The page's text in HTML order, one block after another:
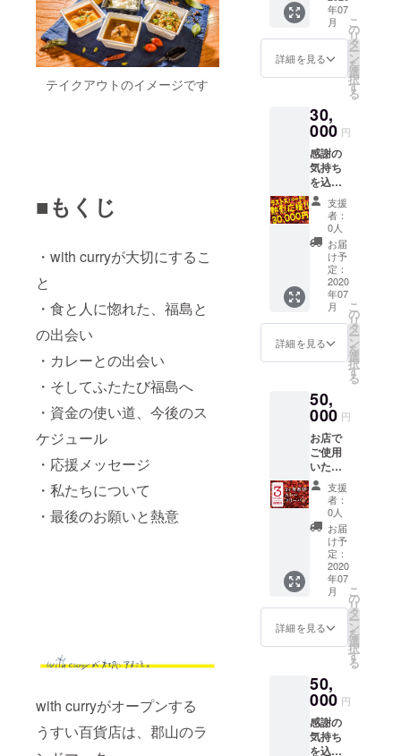
テイクアウトのイメージです
■もくじ
・with curryが大切にするこ
と
・食と人に惚れた、福島と
の出会い
・カレーとの出会い
・そしてふたたび福島へ
・資金の使い道、今後のス
ケジュール
・応援メッセージ
・私たちについて
・最後のお願いと熱意
with curryがオープンする
うすい百貨店は、郡山のラ
日、27
日）の
つまで
お選び
考欄に
必ずご
記入く
ださ
い。 ※
コース
料理と
なりま
す。内
容：前
菜数
皿、メ
インカ
レー、
リンク
をご注
料金と
なりま
す。 ※
ペアで
のご招
待です
が、お
ひとり
様でも
ご来店
可能で
す。そ
の場
合、備
考欄に
の旨を
ご記入
い。な
お、返
金はい
たしま
せん。
この日
程にご
参加可
能な方
さい。
※スケ
ジュー
ル詳細
は後日
ご連絡
させて
いただ
きま
す。 ※
ご自身
で収穫
した野
菜に加
え、お
野菜
セット
いただ
けま
す。 ※
コロナ
ウイル
スや天
候など
の事情
で開催
不可能
となっ
た場
合、鈴
木農場
+オリジ
ナルカ
グをお
送りし
ます。
その場
合、返
びくだ
さい。
サイズ
は男女
サイ
ズ
240mm
高
さ：
240mm
持ち
手：
25mm
×350m
m マ
チ：
150mm
※指定住
所へお
送りし
み）。
※リター
ンは
2020年
7月1日
から順
次お届
けを開
始し、
2020年
8月31日
までに
お届け
しま
す。
と、心
を込め
たサン
クス
メー
ルス
テッ
カーを
お送り
しま
す。 ※
フリー
パスで
購入で
きるの
は、カ
レール
ウ1種
類、ラ
イス、
トッピ
ング1種
上は現
金でお
くださ
い。 ※
毎日来
たら約
45000
円相当
（笑）
！！ ※
フリー
パスの
有効期
限は、
2020年
8月1日
8月31日
までで
す。 ※
リター
ンは
2020年
年07
月
詳細を見る
こ
の
リ
タ
ー
ン
を
選
択
す
る
30,
000 円
感謝の
気持ち
を込め
て、店
長みゆ
きが全
力で書
いた、
直筆お
手紙
と、オ
リジナ
ルス
テッ
カー（2
しま
す。
支援
者：
0人
お届
け予
定：
2020
年07
月
詳細を見る
こ
の
リ
タ
ー
ン
を
選
択
す
る
50,
000 円
お店で
ご使用
いただ
ける、3
か月間1
日1杯カ
レーモ
バイル
フリー
パス
と、心
を込め
たサン
クス
メー
ルス
テッ
カーを
お送り
しま
す。 ※
支援
者：
0人
お届
け予
定：
2020
年07
月
詳細を見る
こ
の
リ
タ
ー
ン
を
選
択
す
る
50,
000 円
感謝の
気持ち
を込め